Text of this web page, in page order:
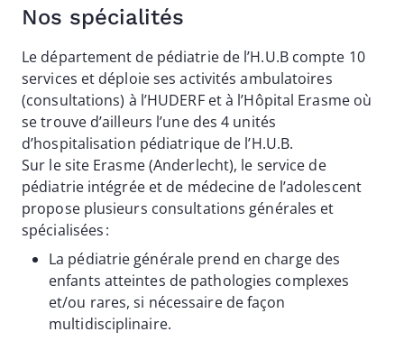
Nos spécialités
Le département de pédiatrie de l’H.U.B compte 10
services et déploie ses activités ambulatoires
(consultations) à l’HUDERF et à l’Hôpital Erasme où
se trouve d’ailleurs l’une des 4 unités
d’hospitalisation pédiatrique de l’H.U.B.
Sur le site Erasme (Anderlecht), le service de
pédiatrie intégrée et de médecine de l’adolescent
propose plusieurs consultations générales et
spécialisées :
La pédiatrie générale prend en charge des
enfants atteintes de pathologies complexes
et/ou rares, si nécessaire de façon
multidisciplinaire.